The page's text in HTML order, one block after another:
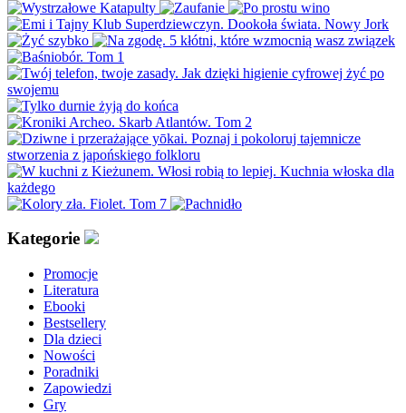
Kategorie
Promocje
Literatura
Ebooki
Bestsellery
Dla dzieci
Nowości
Poradniki
Zapowiedzi
Gry